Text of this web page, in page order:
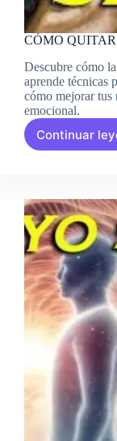
CÓMO
Descubre cómo
aprende técnicas
cómo mejorar tus
emocional.
Continuar